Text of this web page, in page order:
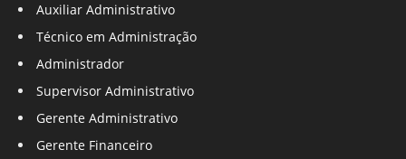
Auxiliar Administrativo
Técnico em Administração
Administrador
Supervisor Administrativo
Gerente Administrativo
Gerente Financeiro